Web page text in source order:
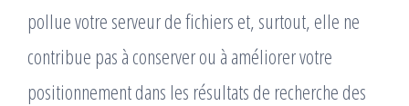
pollue votre serveur de fichiers et, surtout, elle ne
contribue pas à conserver ou à améliorer votre
positionnement dans les résultats de recherche des